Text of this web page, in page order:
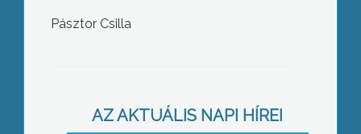
Pásztor Csilla
AZ AKTUÁLIS NAPI HÍREI